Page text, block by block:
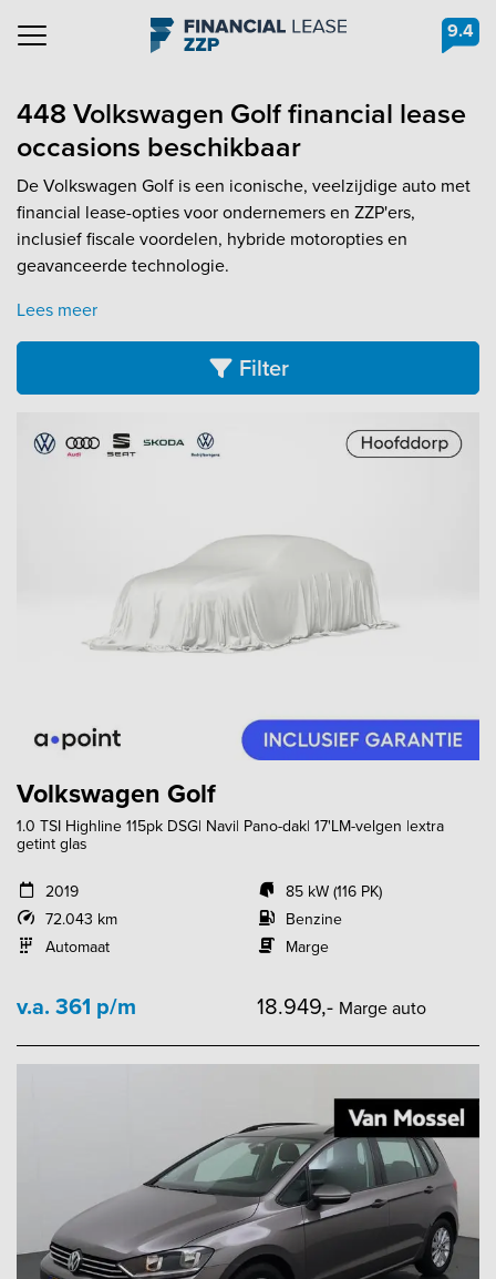
Navigation 9.4
448 Volkswagen Golf financial lease
occasions beschikbaar
De Volkswagen Golf is een iconische, veelzijdige auto met
financial lease-opties voor ondernemers en ZZP'ers,
inclusief fiscale voordelen, hybride motoropties en
geavanceerde technologie.
Lees meer
Filter
Volkswagen Golf
1.0 TSI Highline 115pk DSG| Navi| Pano-dak| 17'LM-velgen |extra
getint glas
2019
72.043 km
Automaat
85 kW (116 PK)
Benzine
Marge
v.a. 361 p/m 18.949,- Marge auto